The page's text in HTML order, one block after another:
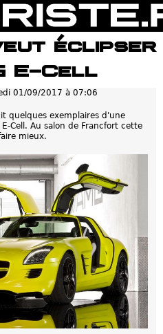
éclipser
E-Cell
01/09/2017 à 07:06
quelques exemplaires d'une
Cell. Au salon de Francfort cette
mieux.